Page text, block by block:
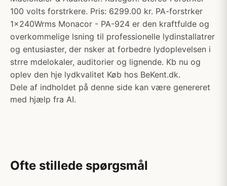
100 volts forstrkere. Pris: 6299.00 kr. PA-forstrker
1x240Wrms Monacor - PA-924 er den kraftfulde og
overkommelige lsning til professionelle lydinstallatrer
og entusiaster, der nsker at forbedre lydoplevelsen i
strre mdelokaler, auditorier og lignende. Kb nu og
oplev den hje lydkvalitet Køb hos BeKent.dk.
Dele af indholdet på denne side kan være genereret
med hjælp fra AI.
Ofte stillede spørgsmål